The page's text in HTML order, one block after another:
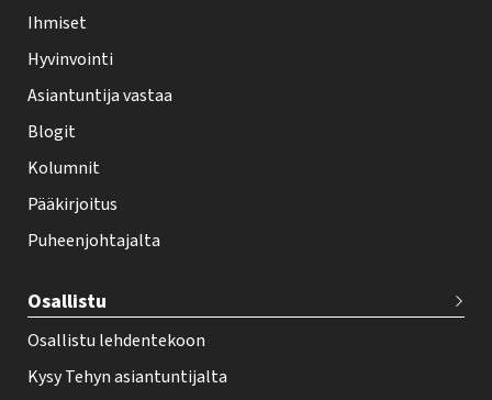
e
h
t
i
f
o
t
r
Ihmiset
Hyvinvointi
Asiantuntija vastaa
Blogit
Kolumnit
Pääkirjoitus
Puheenjohtajalta
Osallistu
Osallistu lehdentekoon
Kysy Tehyn asiantuntijalta